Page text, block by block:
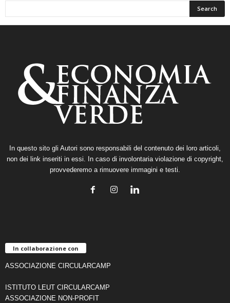
In questo sito gli Autori sono responsabili del contenuto dei loro articoli,
non dei link inseriti in essi. In caso di involontaria violazione di copyright,
provvederemo a rimuovere immagini e testi.
In collaborazione con
ASSOCIAZIONE CIRCULARCAMP
ISTITUTO LEUT CIRCULARCAMP
ASSOCIAZIONE NON-PROFIT